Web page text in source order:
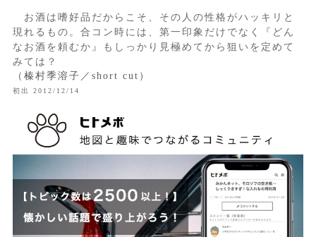
お酒は嗜好品だからこそ、その人の性格がハッキリと
現れるもの。合コン時には、第一印象だけでなく『どん
なお酒を頼むか』もしっかり見極めてから狙いを定めて
みては？
（榛村季溶子／short cut）
初出 2012/12/14